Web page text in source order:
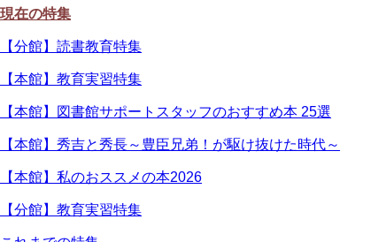
現在の特集
【分館】読書教育特集
【本館】教育実習特集
【本館】図書館サポートスタッフのおすすめ本 25選
【本館】秀吉と秀長～豊臣兄弟！が駆け抜けた時代～
【本館】私のおススメの本2026
【分館】教育実習特集